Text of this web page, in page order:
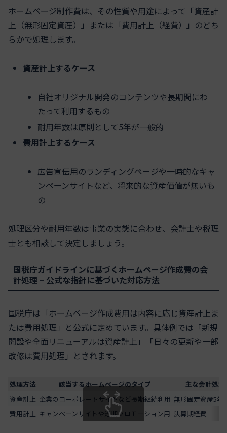
ホームページ制作費は、その性質や用途によって「資産計
上（無形固定資産）」または「費用計上（経費）」のどち
らかで処理します。
資産計上するケース
自社オリジナル開発のコンテンツや長期間にわ
たって利用するもの
耐用年数は原則として5年が一般的
費用計上するケース
広告宣伝用のランディングページや一時的なキャ
ンペーンサイトなど、将来的な資産価値が無いも
の
処理区分や耐用年数は事業の実態に合わせ、会計士や税理
士とも相談して決定しましょう。
国税庁ガイドラインに基づくホームページ作成費の会
計処理 – 公式な指針に基づいた対応方法
国税庁は「ホームページ作成費用は内容に応じ資産計上ま
たは費用処理」と公式に定めています。具体例では「新規
開設や全面リニューアルは資産計上」「日々の更新や一部
改修は費用処理」とされます。
処理方法 該当するホームページのタイプ
主な会計処理
資産計上 企業のコーポレートサイトなど長期継続利用 無形固定資産5年
費用計上 キャンペーンサイトや短期プロモーション用 決算期経費